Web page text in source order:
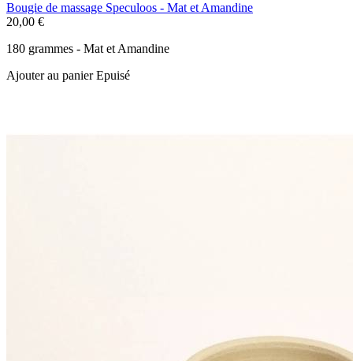
Bougie de massage Speculoos - Mat et Amandine
20,00 €
180 grammes - Mat et Amandine
Ajouter au panierEpuisé